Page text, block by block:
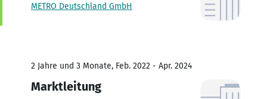
METRO Deutschland GmbH
2 Jahre und 3 Monate, Feb. 2022 - Apr. 2024
Marktleitung